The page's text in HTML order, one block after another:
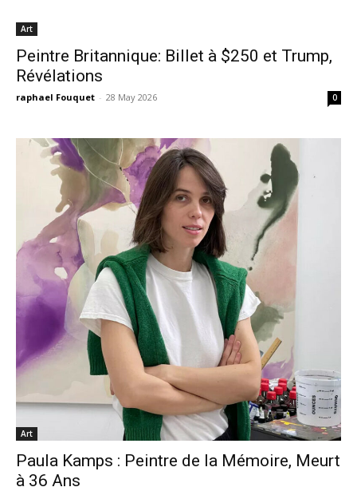
Art
Peintre Britannique: Billet à $250 et Trump,
Révélations
raphael Fouquet - 28 May 2026 0
Art
Paula Kamps : Peintre de la Mémoire, Meurt
à 36 Ans